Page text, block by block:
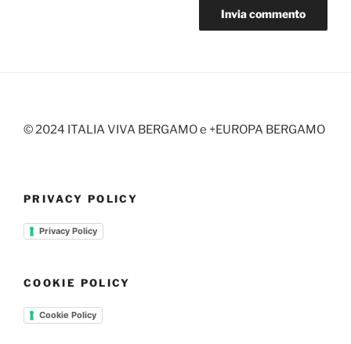
© 2024 ITALIA VIVA BERGAMO e +EUROPA BERGAMO
PRIVACY POLICY
Privacy Policy
COOKIE POLICY
Cookie Policy